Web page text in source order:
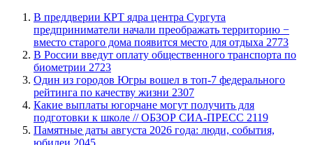
​В преддверии КРТ ядра центра Сургута
предприниматели начали преображать территорию −
вместо старого дома появится место для отдыха 2773
В России введут оплату общественного транспорта по
биометрии 2723
Один из городов Югры вошел в топ-7 федерального
рейтинга по качеству жизни 2307
Какие выплаты югорчане могут получить для
подготовки к школе // ОБЗОР СИА-ПРЕСС 2119
​Памятные даты августа 2026 года: люди, события,
юбилеи 2045